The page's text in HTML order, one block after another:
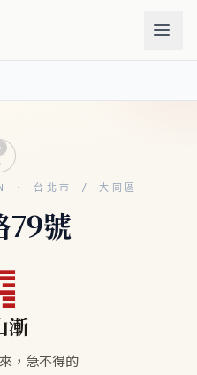
· 台北市 / 大同區
79號
漸
，急不得的